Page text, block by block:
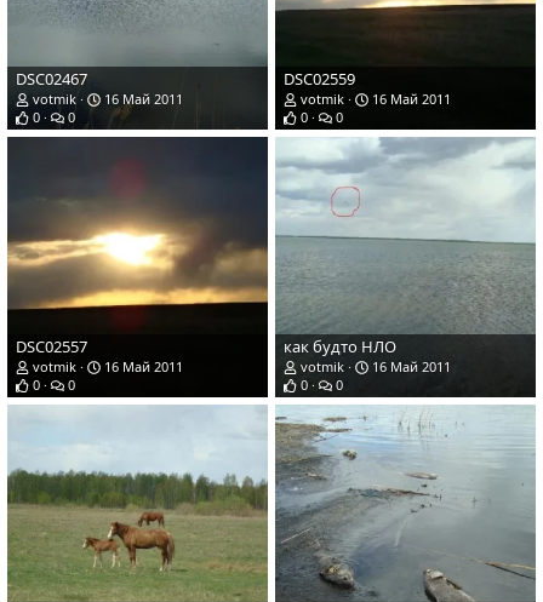
DSC02467
votmik
16 Май 2011
0
0
DSC02559
votmik
16 Май 2011
0
0
DSC02557
votmik
16 Май 2011
0
0
как будто НЛО
votmik
16 Май 2011
0
0